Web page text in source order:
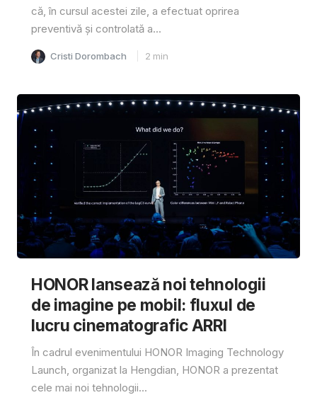
că, în cursul acestei zile, a efectuat oprirea
preventivă și controlată a...
Cristi Dorombach 2 min
HONOR lansează noi tehnologii
de imagine pe mobil: fluxul de
lucru cinematografic ARRI
În cadrul evenimentului HONOR Imaging Technology
Launch, organizat la Hengdian, HONOR a prezentat
cele mai noi tehnologii...